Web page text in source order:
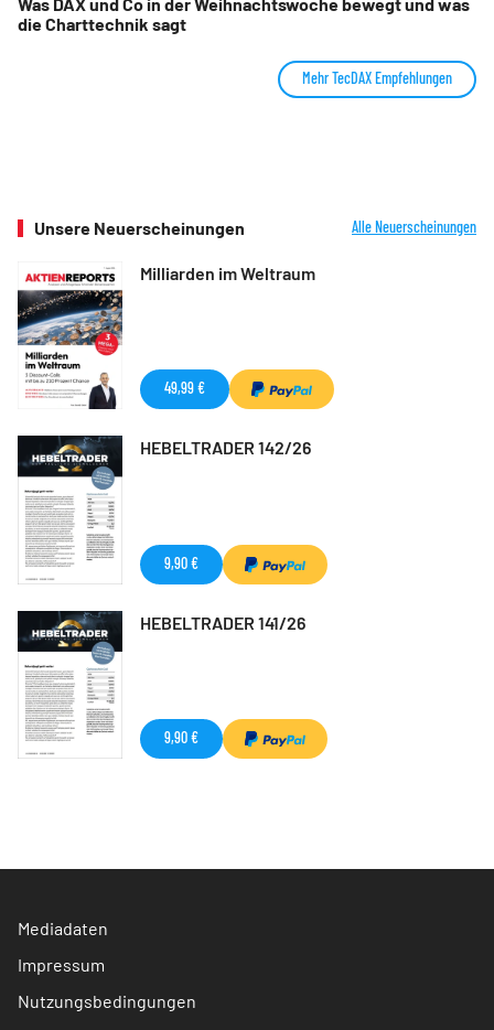
die Charttechnik sagt
Mehr TecDAX Empfehlungen
Unsere Neuerscheinungen Alle Neuerscheinungen
Milliarden im Weltraum
49,99 €
HEBELTRADER 142/26
9,90 €
HEBELTRADER 141/26
9,90 €
Mediadaten
Impressum
Nutzungsbedingungen